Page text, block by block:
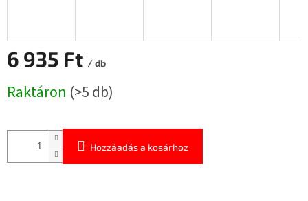
6 935 Ft / db
Raktáron (>5 db)
Hozzáadás a kosárhoz